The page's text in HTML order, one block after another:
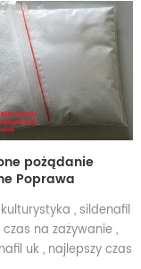
początkujących,
200 mg, trenbolon
200 okres
trenbolon
okres przydatności
trenbolon
200 mg ml dawka,
cena
enantanowe
pożądanie
Poprawa
Viagra Powder
Enhancement
, sildenafil
na zażywanie ,
uk , najlepszy czas